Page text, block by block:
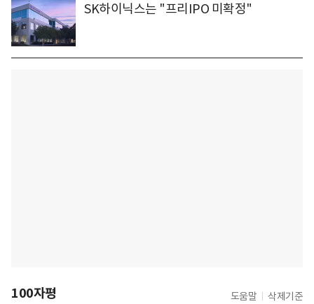
SK하이닉스는 "프리IPO 미확정"
100자평 도움말 삭제기준